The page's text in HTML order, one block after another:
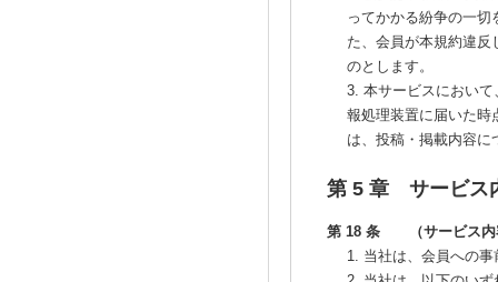
ってかかる紛争の一
た、会員が本規約違
のとします。
3. 本サービスにおい
報処理装置に届いた時
は、投稿・掲載内容に
第 5 章 サービス
第 18 条 （サービス内
1. 当社は、会員への